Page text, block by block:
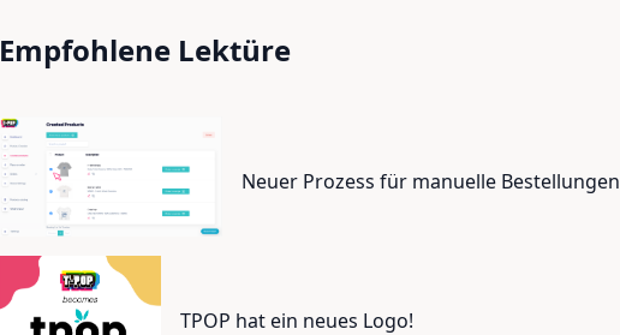
Empfohlene Lektüre
Neuer Prozess für manuelle Bestellungen
TPOP hat ein neues Logo!